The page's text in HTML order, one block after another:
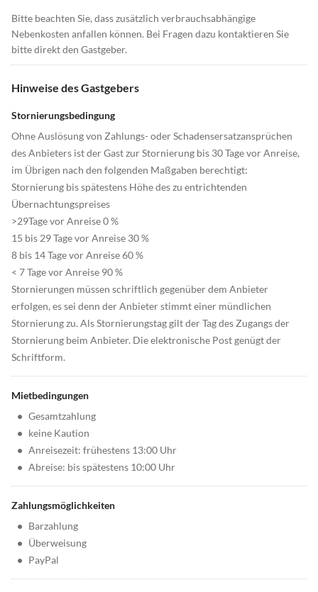
Bitte beachten Sie, dass zusätzlich verbrauchsabhängige
Nebenkosten anfallen können. Bei Fragen dazu kontaktieren Sie
bitte direkt den Gastgeber.
Hinweise des Gastgebers
Stornierungsbedingung
Ohne Auslösung von Zahlungs- oder Schadensersatzansprüchen
des Anbieters ist der Gast zur Stornierung bis 30 Tage vor Anreise,
im Übrigen nach den folgenden Maßgaben berechtigt:
Stornierung bis spätestens Höhe des zu entrichtenden
Übernachtungspreises
>29Tage vor Anreise 0 %
15 bis 29 Tage vor Anreise 30 %
8 bis 14 Tage vor Anreise 60 %
< 7 Tage vor Anreise 90 %
Stornierungen müssen schriftlich gegenüber dem Anbieter
erfolgen, es sei denn der Anbieter stimmt einer mündlichen
Stornierung zu. Als Stornierungstag gilt der Tag des Zugangs der
Stornierung beim Anbieter. Die elektronische Post genügt der
Schriftform.
Mietbedingungen
• Gesamtzahlung
• keine Kaution
• Anreisezeit: frühestens 13:00 Uhr
• Abreise: bis spätestens 10:00 Uhr
Zahlungsmöglichkeiten
• Barzahlung
• Überweisung
• PayPal